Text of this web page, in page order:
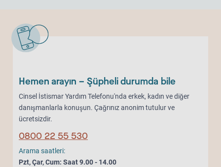
Hemen arayın – Şüpheli durumda bile
Cinsel İstismar Yardım Telefonu'nda erkek, kadın ve diğer
danışmanlarla konuşun. Çağrınız anonim tutulur ve
ücretsizdir.
0800 22 55 530
Arama saatleri:
Pzt, Çar, Cum: Saat 9.00 - 14.00